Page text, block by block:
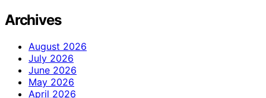
Archives
August 2026
July 2026
June 2026
May 2026
April 2026